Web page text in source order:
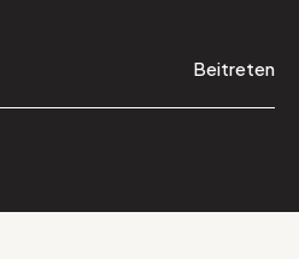
Beitreten